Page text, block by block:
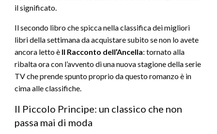
il significato.
Il secondo libro che spicca nella classifica dei migliori
libri della settimana da acquistare subito se non lo avete
ancora letto è Il Racconto dell’Ancella: tornato alla
ribalta ora con l’avvento di una nuova stagione della serie
TV che prende spunto proprio da questo romanzo è in
cima alle classifiche.
Il Piccolo Principe: un classico che non
passa mai di moda